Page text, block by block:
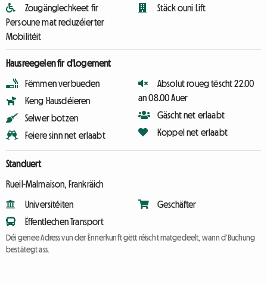
Zougänglechkeet fir
Persoune mat reduzéierter
Mobilitéit
Stäck ouni Lift
Hausreegelen fir d'Logement
Fëmmen verbueden
Keng Hausdéieren
Selwer botzen
Feiere sinn net erlaabt
Absolut roueg tëscht 22.00
an 08.00 Auer
Gäscht net erlaabt
Koppel net erlaabt
Standuert
Rueil-Malmaison, Frankräich
Universitéiten
Ëffentlechen Transport
Geschäfter
Déi genee Adress vun der Ënnerkunft gëtt réischt matgedeelt, wann d'Buchung
bestätegt ass.